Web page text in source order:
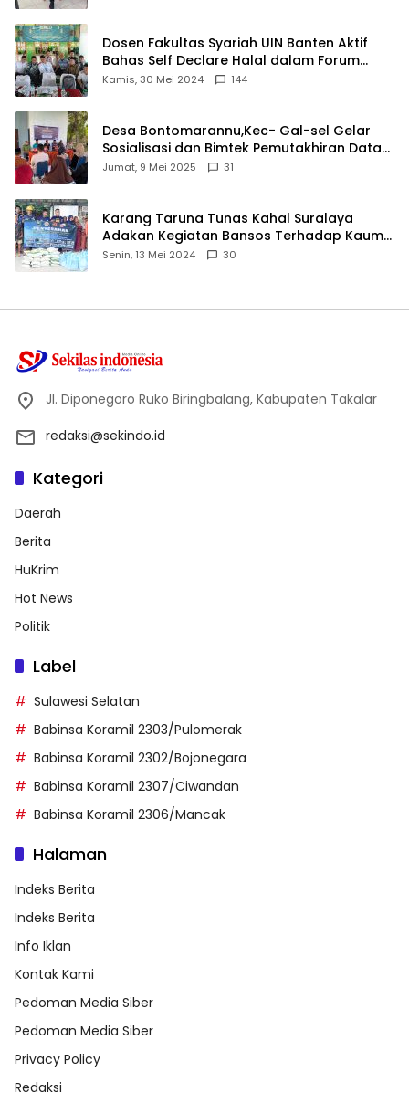
Dosen Fakultas Syariah UIN Banten Aktif
Bahas Self Declare Halal dalam Forum
Ijtima Ulama MUI
Kamis, 30 Mei 2024 144
Desa Bontomarannu,Kec- Gal-sel Gelar
Sosialisasi dan Bimtek Pemutakhiran Data
ID
Jumat, 9 Mei 2025 31
Karang Taruna Tunas Kahal Suralaya
Adakan Kegiatan Bansos Terhadap Kaum
Dhuafa dan Anak Yatim-Piatu
Senin, 13 Mei 2024 30
Jl. Diponegoro Ruko Biringbalang, Kabupaten Takalar
redaksi@sekindo.id
Kategori
Daerah
Berita
HuKrim
Hot News
Politik
Label
Sulawesi Selatan
Babinsa Koramil 2303/Pulomerak
Babinsa Koramil 2302/Bojonegara
Babinsa Koramil 2307/Ciwandan
Babinsa Koramil 2306/Mancak
Halaman
Indeks Berita
Indeks Berita
Info Iklan
Kontak Kami
Pedoman Media Siber
Pedoman Media Siber
Privacy Policy
Redaksi